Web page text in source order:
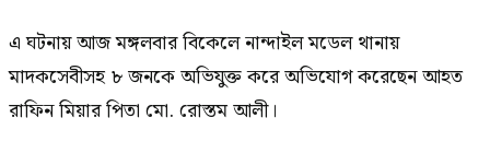
এ ঘটনায় আজ মঙ্গলবার বিকেলে নান্দাইল মডেল থানায়
মাদকসেবীসহ ৮ জনকে অভিযুক্ত করে অভিযোগ করেছেন আহত
রাফিন মিয়ার পিতা মো. রোস্তম আলী।